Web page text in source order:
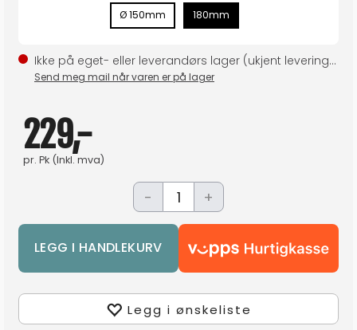
Ø 150mm 180mm
Ikke på eget- eller leverandørs lager (ukjent leveringstid)
Send meg mail når varen er på lager
229,-
pr. Pk (Inkl. mva)
- +
Legg i ønskeliste